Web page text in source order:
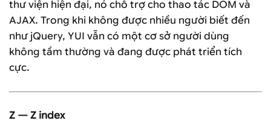
thư viện hiện đại, nó chỗ trợ cho thao tác DOM và
AJAX. Trong khi không được nhiều người biết đến
như jQuery, YUI vẫn có một cơ sở người dùng
không tầm thường và đang được phát triển tích
cực.
Z — Z index